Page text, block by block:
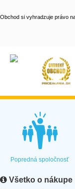
Obchod si vyhradzuje právo
Popredná spoločnosť
Všetko o nákupe